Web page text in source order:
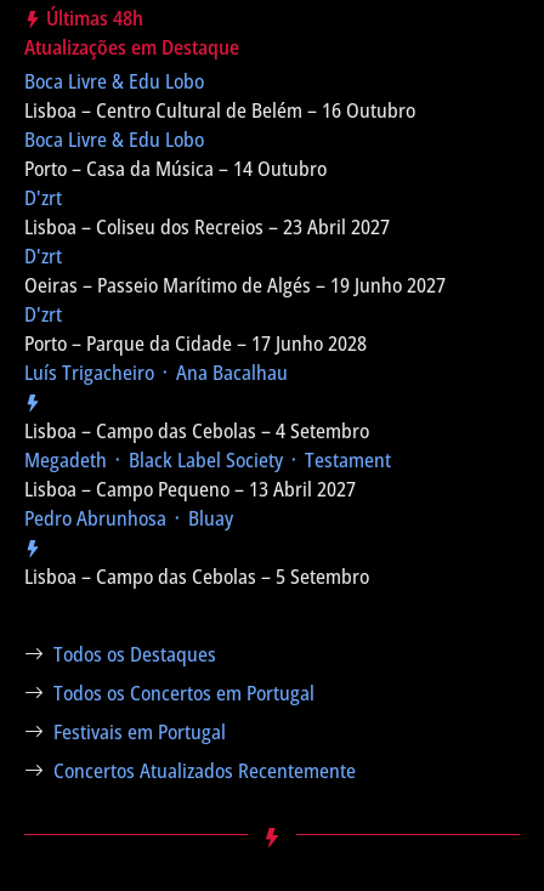
Últimas 48h
Atualizações em Destaque
Boca Livre & Edu Lobo
Lisboa – Centro Cultural de Belém – 16 Outubro
Boca Livre & Edu Lobo
Porto – Casa da Música – 14 Outubro
D'zrt
Lisboa – Coliseu dos Recreios – 23 Abril 2027
D'zrt
Oeiras – Passeio Marítimo de Algés – 19 Junho 2027
D'zrt
Porto – Parque da Cidade – 17 Junho 2028
Luís Trigacheiro ᛫ Ana Bacalhau
Lisboa – Campo das Cebolas – 4 Setembro
Megadeth ᛫ Black Label Society ᛫ Testament
Lisboa – Campo Pequeno – 13 Abril 2027
Pedro Abrunhosa ᛫ Bluay
Lisboa – Campo das Cebolas – 5 Setembro
Todos os Destaques
Todos os Concertos em Portugal
Festivais em Portugal
Concertos Atualizados Recentemente